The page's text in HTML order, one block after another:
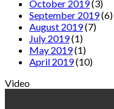
October 2019(3)
September 2019(6)
August 2019(7)
July 2019(1)
May 2019(1)
April 2019(10)
Video